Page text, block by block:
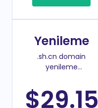
Yenileme
.sh.cn domain
yenileme
$29.15